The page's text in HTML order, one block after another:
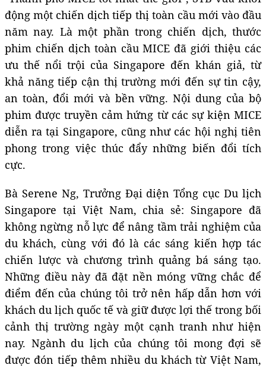
động một chiến dịch tiếp thị toàn cầu mới vào đầu
năm nay. Là một phần trong chiến dịch, thước
phim chiến dịch toàn cầu MICE đã giới thiệu các
ưu thế nổi trội của Singapore đến khán giả, từ
khả năng tiếp cận thị trường mới đến sự tin cậy,
an toàn, đổi mới và bền vững. Nội dung của bộ
phim được truyền cảm hứng từ các sự kiện MICE
diễn ra tại Singapore, cũng như các hội nghị tiên
phong trong việc thúc đẩy những biến đổi tích
cực.
Bà Serene Ng, Trưởng Đại diện Tổng cục Du lịch
Singapore tại Việt Nam, chia sẻ: Singapore đã
không ngừng nỗ lực để nâng tầm trải nghiệm của
du khách, cùng với đó là các sáng kiến hợp tác
chiến lược và chương trình quảng bá sáng tạo.
Những điều này đã đặt nền móng vững chắc để
điểm đến của chúng tôi trở nên hấp dẫn hơn với
khách du lịch quốc tế và giữ được lợi thế trong bối
cảnh thị trường ngày một cạnh tranh như hiện
nay. Ngành du lịch của chúng tôi mong đợi sẽ
được đón tiếp thêm nhiều du khách từ Việt Nam,